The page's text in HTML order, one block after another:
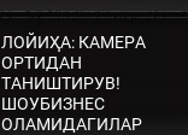
ЛОЙИҲА: КАМЕРА
ОРТИДАН
ТАНИШТИРУВ!
ШОУБИЗНЕС
ОЛАМИДАГИЛАР